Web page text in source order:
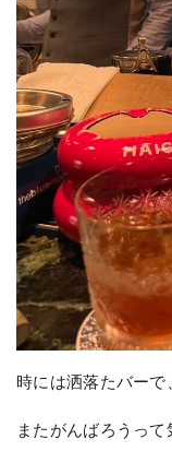
時には洒落たバー
またがんばろうって